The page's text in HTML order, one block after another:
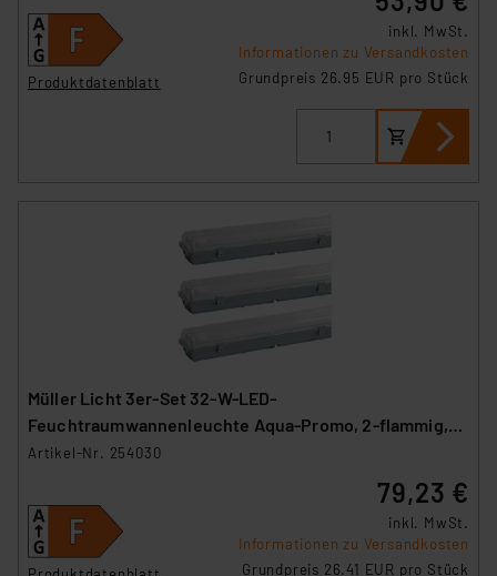
Produktdatenblatt
inkl. MwSt.
Informationen zu Versandkosten
Grundpreis 26.95 EUR pro Stück
Müller Licht 3er-Set 32-W-LED-
Feuchtraumwannenleuchte Aqua-Promo, 2-flammig,
3360 lm, 4000 K, 120 cm
Artikel-Nr. 254030
79,23 €
inkl. MwSt.
Informationen zu Versandkosten
Grundpreis 26.41 EUR pro Stück